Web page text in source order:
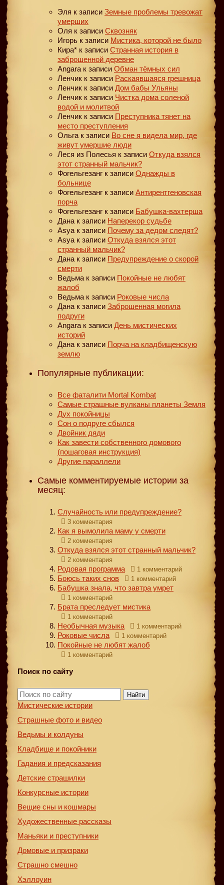
Эля к записи Земные проблемы тревожат
умерших
Оля к записи Сквозняк
Игорь к записи Мистика, которой не было
Кира* к записи Странная история в
заброшенной деревне
Angara к записи Обман тёмных сил
Ленчик к записи Раскаявшаяся грешница
Ленчик к записи Дом бабы Ульяны
Ленчик к записи Чистка дома соленой
водой и молитвой
Ленчик к записи Преступника тянет на
место преступления
Ольга к записи Во сне я видела мир, где
живут умершие люди
Леся из Полесья к записи Откуда взялся
этот странный мальчик?
Фогельгезанг к записи Однажды в
больнице
Фогельгезанг к записи Антирентгеновская
порча
Фогельгезанг к записи Бабушка-вахтерша
Дана к записи Наперекор судьбе
Asya к записи Почему за дедом следят?
Asya к записи Откуда взялся этот
странный мальчик?
Дана к записи Предупреждение о скорой
смерти
Ведьма к записи Покойные не любят
жалоб
Ведьма к записи Роковые числа
Дана к записи Заброшенная могила
подруги
Angara к записи День мистических
историй
Дана к записи Порча на кладбищенскую
землю
Популярные публикации:
Все фаталити Mortal Kombat
Самые страшные вулканы планеты Земля
Дух покойницы
Сон о подруге сбылся
Двойник дяди
Как завести собственного домового
(пошаговая инструкция)
Другие параллели
Самые комментируемые истории за
месяц:
Случайность или предупреждение?
3 комментария
Как я вымолила маму у смерти
2 комментария
Откуда взялся этот странный мальчик?
2 комментария
Родовая программа 1 комментарий
Боюсь таких снов 1 комментарий
Бабушка знала, что завтра умрет
1 комментарий
Брата преследует мистика
1 комментарий
Необычная музыка 1 комментарий
Роковые числа 1 комментарий
Покойные не любят жалоб
1 комментарий
Поиск по сайту
Найти
Мистические истории
Страшные фото и видео
Ведьмы и колдуны
Кладбище и покойники
Гадания и предсказания
Детские страшилки
Конкурсные истории
Вещие сны и кошмары
Художественные рассказы
Маньяки и преступники
Домовые и призраки
Страшно смешно
Хэллоуин